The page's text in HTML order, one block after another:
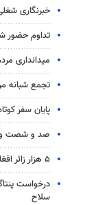
خبرنگاری
تداوم حضور
میدانداری
تجمع شبانه
پایان سفر
صد و شصت و
۵ هزار زائر افغانستانی به قصد زیارت عتبات در عراق وارد دوغارون شدند
درخواست
سلاح